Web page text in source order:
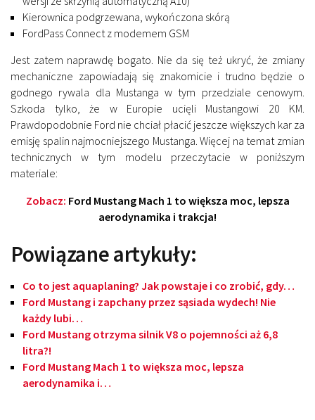
Kierownica podgrzewana, wykończona skórą
FordPass Connect z modemem GSM
Jest zatem naprawdę bogato. Nie da się też ukryć, że zmiany
mechaniczne zapowiadają się znakomicie i trudno będzie o
godnego rywala dla Mustanga w tym przedziale cenowym.
Szkoda tylko, że w Europie ucięli Mustangowi 20 KM.
Prawdopodobnie Ford nie chciał płacić jeszcze większych kar za
emisję spalin najmocniejszego Mustanga. Więcej na temat zmian
technicznych w tym modelu przeczytacie w poniższym
materiale:
Zobacz: Ford Mustang Mach 1 to większa moc, lepsza
aerodynamika i trakcja!
Powiązane artykuły:
Co to jest aquaplaning? Jak powstaje i co zrobić, gdy…
Ford Mustang i zapchany przez sąsiada wydech! Nie
każdy lubi…
Ford Mustang otrzyma silnik V8 o pojemności aż 6,8
litra?!
Ford Mustang Mach 1 to większa moc, lepsza
aerodynamika i…